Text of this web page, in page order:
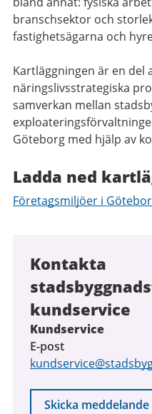
branschsektor och
fastighetsägarna och
Kartläggningen är en del
näringslivsstrategiska
samverkan mellan
Göteborg med hjälp av
Ladda ned
Företagsmiljöer i
Kontakta
kundservice
Kundservice
E-post
Skicka meddelande